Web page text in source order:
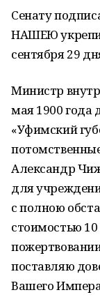
Сенату
НАШЕЮ
сентября 29
Министр
мая 1900 года
«Уфимский
Александр
для
с полною
стоимостью
поставляю
Вашего